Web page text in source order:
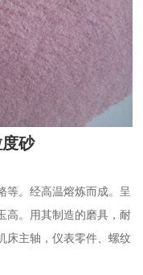
砂
等。经高温熔炼而成。呈
高。用其制造的磨具，耐
床主轴，仪表零件、螺纹